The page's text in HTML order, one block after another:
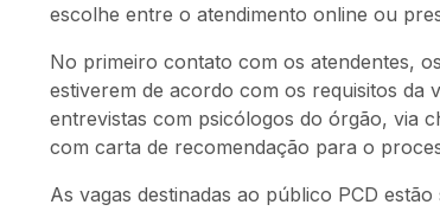
escolhe entre o atendimento online ou
No primeiro contato com os atendentes,
estiverem de acordo com os requisitos da
entrevistas com psicólogos do órgão, via
com carta de recomendação para o
As vagas destinadas ao público PCD